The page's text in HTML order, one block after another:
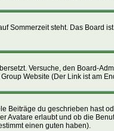
Sommerzeit steht. Das Board
Versuche, den Board-
Website (Der Link ist am
Beiträge du geschrieben hast
Avatare erlaubt und ob die
einen guten haben).